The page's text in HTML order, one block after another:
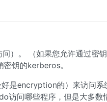
）。 （如果您允许通过密
钥的kerberos。
是encryption的）来访问系
访问哪些程序，但是大多数